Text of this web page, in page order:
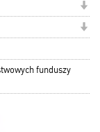
funduszy